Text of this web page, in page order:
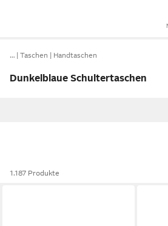
… Taschen Handtaschen
Dunkelblaue Schultertaschen
1.187 Produkte